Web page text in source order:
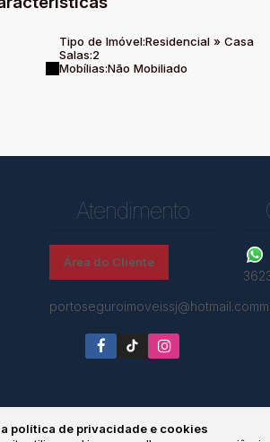
política de privacidade e cookies
Tipo de Imóvel:Residencial » Casa
Salas:2
Mobílias:Não Mobiliado
Atendimento
Área do Cliente
portoseguroimoveissj@hotmail.com